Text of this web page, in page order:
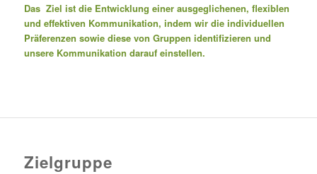
Das Ziel ist die Entwicklung einer ausgeglichenen, flexiblen
und effektiven Kommunikation, indem wir die individuellen
Präferenzen sowie diese von Gruppen identifizieren und
unsere Kommunikation darauf einstellen.
Zielgruppe